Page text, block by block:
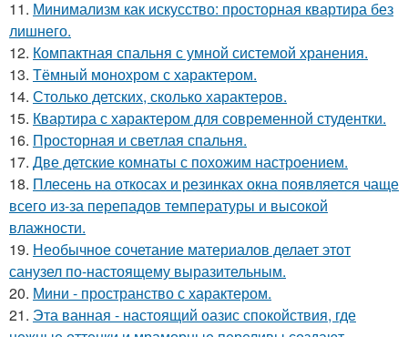
11. Минимализм как искусство: просторная квартира без
лишнего.
12. Компактная спальня с умной системой хранения.
13. Тёмный монохром с характером.
14. Столько детских, сколько характеров.
15. Квартира с характером для современной студентки.
16. Просторная и светлая спальня.
17. Две детские комнаты с похожим настроением.
18. Плесень на откосах и резинках окна появляется чаще
всего из-за перепадов температуры и высокой
влажности.
19. Необычное сочетание материалов делает этот
санузел по-настоящему выразительным.
20. Мини - пространство с характером.
21. Эта ванная - настоящий оазис спокойствия, где